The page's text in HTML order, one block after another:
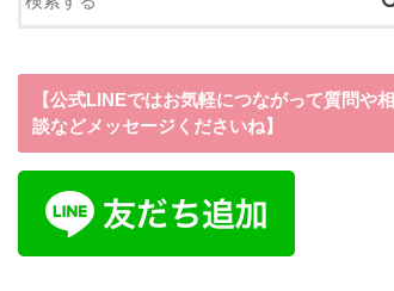
【公式LINEではお気軽につながって質問や相
談などメッセージくださいね】